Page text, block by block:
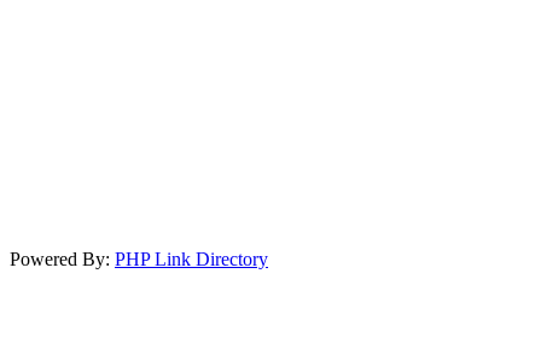
Powered By: PHP Link Directory